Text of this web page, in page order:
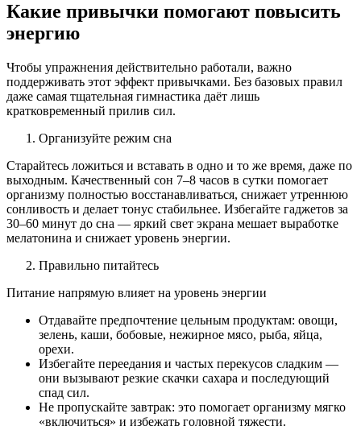
Какие привычки помогают повысить
энергию
Чтобы упражнения действительно работали, важно
поддерживать этот эффект привычками. Без базовых правил
даже самая тщательная гимнастика даёт лишь
кратковременный прилив сил.
Организуйте режим сна
Старайтесь ложиться и вставать в одно и то же время, даже по
выходным. Качественный сон 7–8 часов в сутки помогает
организму полностью восстанавливаться, снижает утреннюю
сонливость и делает тонус стабильнее. Избегайте гаджетов за
30–60 минут до сна — яркий свет экрана мешает выработке
мелатонина и снижает уровень энергии.
Правильно питайтесь
Питание напрямую влияет на уровень энергии
Отдавайте предпочтение цельным продуктам: овощи,
зелень, каши, бобовые, нежирное мясо, рыба, яйца,
орехи.
Избегайте переедания и частых перекусов сладким —
они вызывают резкие скачки сахара и последующий
спад сил.
Не пропускайте завтрак: это помогает организму мягко
«включиться» и избежать головной тяжести.